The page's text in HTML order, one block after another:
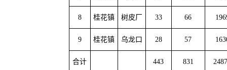
8 桂花镇 树皮厂 33 66
9 桂花镇 乌龙口 28 57
合计 443 831